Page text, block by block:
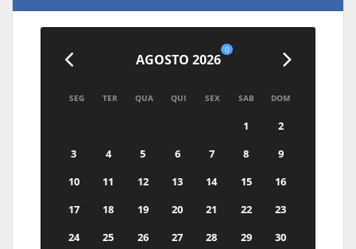
AGOSTO 2026
0
SEG TER QUA QUI SEX SAB DOM
1
2
3
4 5 6 7 8
9
10
11 12 13 14 15
16
17
18 19 20 21 22
23
24
25 26 27 28 29
30